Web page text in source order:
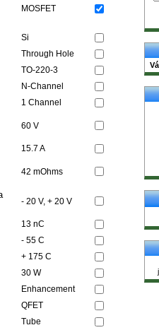
MOSFET
Si
Through Hole
TO-220-3
N-Channel
1 Channel
60 V
15.7 A
42 mOhms
- 20 V, + 20 V
13 nC
- 55 C
+ 175 C
30 W
Enhancement
QFET
Tube